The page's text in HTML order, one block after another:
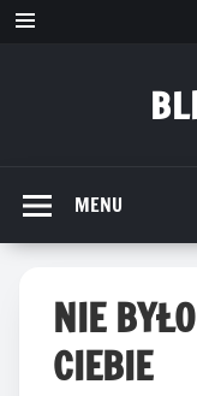
Przejdź
MENU
NIE
CIEBIE